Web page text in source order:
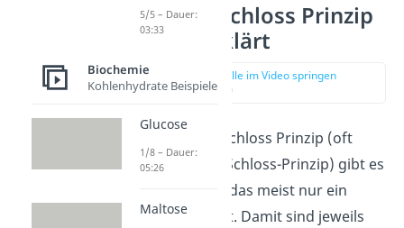
Schlüssel Schloss Prinzip
einfach erklärt
zur Stelle im Video springen
(00:14)
Beim Schlüssel Schloss Prinzip (oft
auch: Schlüssel-Schloss-Prinzip) gibt es
ein „Schloss“, in das meist nur ein
„Schlüssel“ passt. Damit sind jeweils
5/5 – Dauer:
03:33
Biochemie
Kohlenhydrate Beispiele
Glucose
1/8 – Dauer:
05:26
Maltose